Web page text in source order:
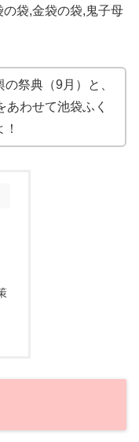
袋,金袋の袋,鬼子母
祭典（9月）と、
わせて池袋ふく